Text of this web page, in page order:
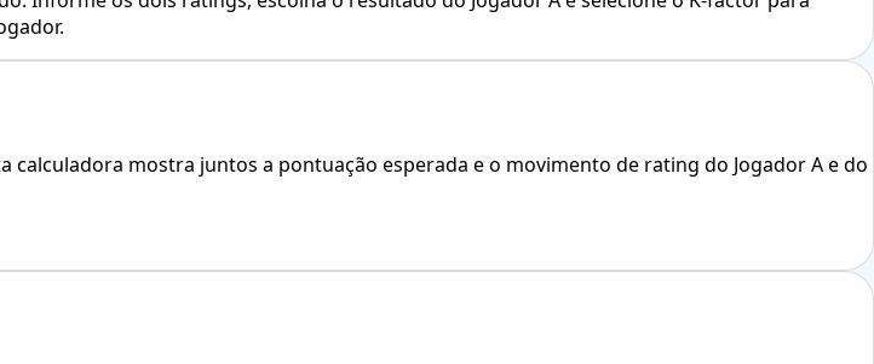
mostra juntos a pontuação esperada e o movimento de rating do Jogador A e do